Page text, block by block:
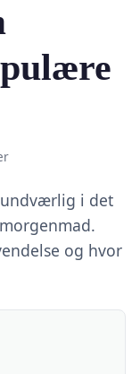
i det
og hvor